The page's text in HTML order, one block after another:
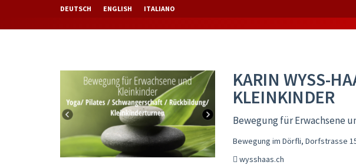
DEUTSCH ENGLISH ITALIANO
KARIN WYSS-
KLEINKINDER
Bewegung für Erwachsene
Bewegung im Dörfli, Dorfstrasse
wysshaas.ch